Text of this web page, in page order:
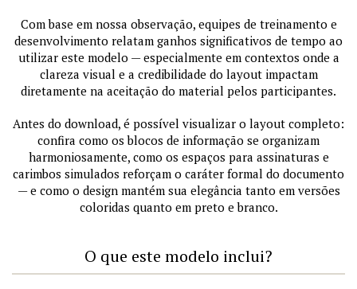
Com base em nossa observação, equipes de treinamento e
desenvolvimento relatam ganhos significativos de tempo ao
utilizar este modelo — especialmente em contextos onde a
clareza visual e a credibilidade do layout impactam
diretamente na aceitação do material pelos participantes.
Antes do download, é possível visualizar o layout completo:
confira como os blocos de informação se organizam
harmoniosamente, como os espaços para assinaturas e
carimbos simulados reforçam o caráter formal do documento
— e como o design mantém sua elegância tanto em versões
coloridas quanto em preto e branco.
O que este modelo inclui?